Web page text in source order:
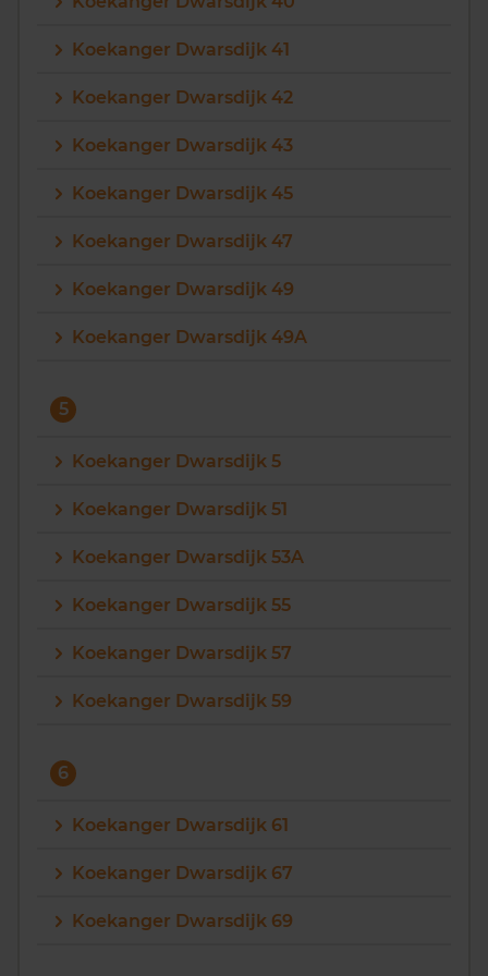
Koekanger Dwarsdijk 41
Koekanger Dwarsdijk 42
Koekanger Dwarsdijk 43
Koekanger Dwarsdijk 45
Koekanger Dwarsdijk 47
Koekanger Dwarsdijk 49
Koekanger Dwarsdijk 49A
5
Koekanger Dwarsdijk 5
Koekanger Dwarsdijk 51
Koekanger Dwarsdijk 53A
Koekanger Dwarsdijk 55
Koekanger Dwarsdijk 57
Koekanger Dwarsdijk 59
6
Koekanger Dwarsdijk 61
Koekanger Dwarsdijk 67
Koekanger Dwarsdijk 69